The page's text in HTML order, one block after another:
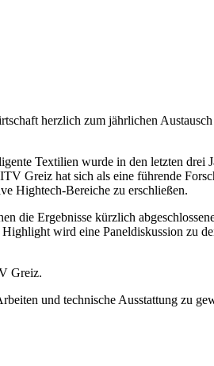
herzlich zum jährlichen
Textilien wurde in den letzten
Greiz hat sich als eine führende
Hightech-Bereiche zu erschließen.
die Ergebnisse kürzlich
wird eine Paneldiskussion zu
Greiz.
und technische Ausstattung zu